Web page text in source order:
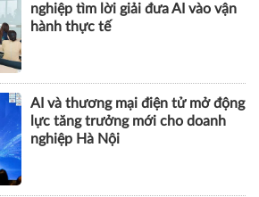
nghiệp tìm lời giải đưa AI vào vận
hành thực tế
AI và thương mại điện tử mở động
lực tăng trưởng mới cho doanh
nghiệp Hà Nội